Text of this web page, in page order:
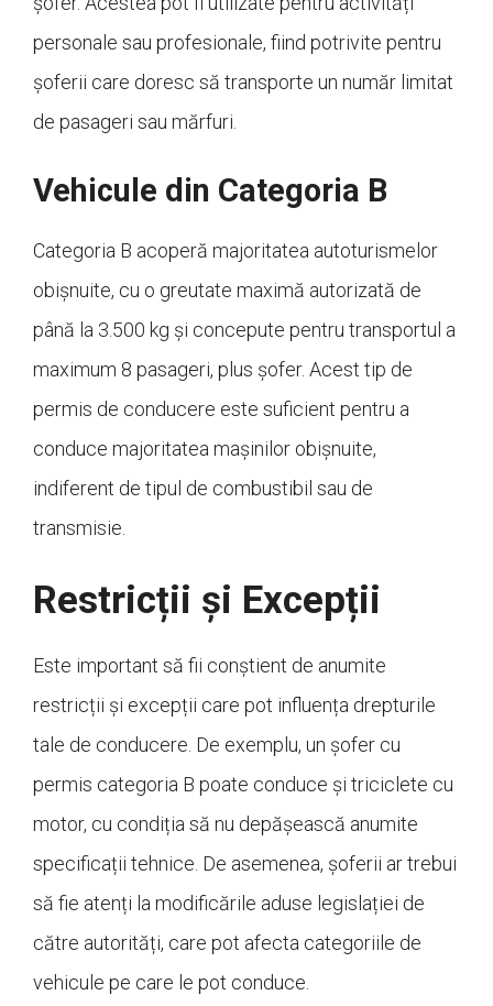
personale sau profesionale, fiind potrivite pentru
șoferii care doresc să transporte un număr limitat
de pasageri sau mărfuri.
Vehicule din Categoria B
Categoria B acoperă majoritatea autoturismelor
obișnuite, cu o greutate maximă autorizată de
până la 3.500 kg și concepute pentru transportul a
maximum 8 pasageri, plus șofer. Acest tip de
permis de conducere este suficient pentru a
conduce majoritatea mașinilor obișnuite,
indiferent de tipul de combustibil sau de
transmisie.
Restricții și Excepții
Este important să fii conștient de anumite
restricții și excepții care pot influența drepturile
tale de conducere. De exemplu, un șofer cu
permis categoria B poate conduce și triciclete cu
motor, cu condiția să nu depășească anumite
specificații tehnice. De asemenea, șoferii ar trebui
să fie atenți la modificările aduse legislației de
către autorități, care pot afecta categoriile de
vehicule pe care le pot conduce.